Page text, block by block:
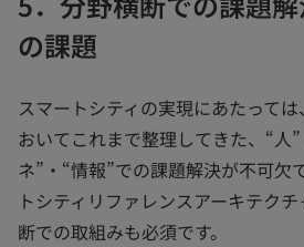
の課題
スマートシティの実現にあたって
おいてこれまで整理してきた、“人
ネ”・“情報”での課題解決が不可欠
トシティリファレンスアーキテク
断での取組みも必須です。